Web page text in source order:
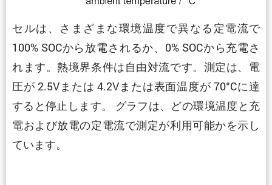
セルは、さまざまな環境温度で異なる定電流で
100% SOCから放電されるか、0% SOCから充電さ
れます。熱境界条件は自由対流です。測定は、電
圧が 2.5Vまたは 4.2Vまたは表面温度が 70°Cに達
すると停止します。 グラフは、どの環境温度と充
電および放電の定電流で測定が利用可能かを示し
ています。